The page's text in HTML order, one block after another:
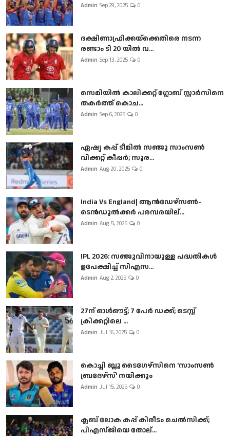
Admin Sep 29, 2025 0
ദക്ഷിണാഫ്രിക്കയ്‌ക്കെതിരെ നടന്ന
രണ്ടാം ടി 20 യിൽ വ...
Admin Sep 13, 2025 0
സെമിയിൽ കാലിക്കറ്റ് ഗ്ലോബ് സ്റ്റാർസിനെ
തകർത്ത് കൊച...
Admin Sep 6, 2025 0
ഏഷ്യ കപ്പ് ടീമിൽ സഞ്ജു സാംസൺ
വിക്കറ്റ് കീപ്പർ; സൂര...
Admin Aug 20, 2025 0
India Vs England| ആൻഡേഴ്സൺ-
ടെൻഡുല്‍ക്കർ പരമ്പരയില്...
Admin Aug 5, 2025 0
IPL 2026: സഞ്ജുവിനായുള്ള പദ്ധതികൾ
ഉപേക്ഷിച്ച് സിഎസ...
Admin Aug 2, 2025 0
27ന് ഓൾഔട്ട്; 7 പേർ ഡക്ക്; ടെസ്റ്റ്
ക്രിക്കറ്റിലെ ...
Admin Jul 16, 2025 0
കൊച്ചി ബ്ലൂ ടൈഗേഴ്സിനെ 'സാംസൺ
ബ്രദേഴ്സ്' നയിക്കും
Admin Jul 15, 2025 0
ക്ലബ് ലോക കപ്പ് കിരീടം ചെല്‍സിക്ക്;
പിഎസ്ജിയെ തോല്...